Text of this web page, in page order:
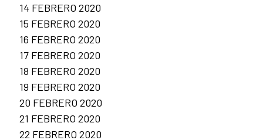
14 FEBRERO 2020
15 FEBRERO 2020
16 FEBRERO 2020
17 FEBRERO 2020
18 FEBRERO 2020
19 FEBRERO 2020
20 FEBRERO 2020
21 FEBRERO 2020
22 FEBRERO 2020